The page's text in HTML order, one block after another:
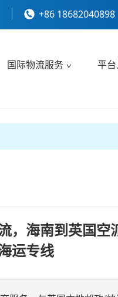
+86 18682040898
国际物流服务 平
，海南到英国空
运专线